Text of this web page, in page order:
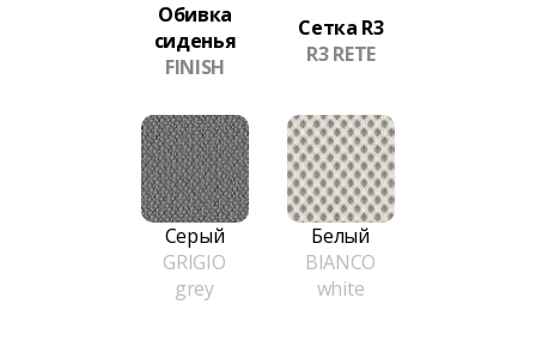
Обивка
сиденья
FINISH
Сетка R3
R3 RETE
Серый
GRIGIO
grey
Белый
BIANCO
white